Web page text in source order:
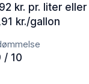
kr. pr. liter eller
kr./gallon
/ 10